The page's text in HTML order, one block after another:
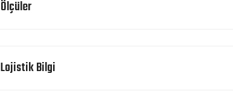
Ölçüler
Lojistik Bilgi